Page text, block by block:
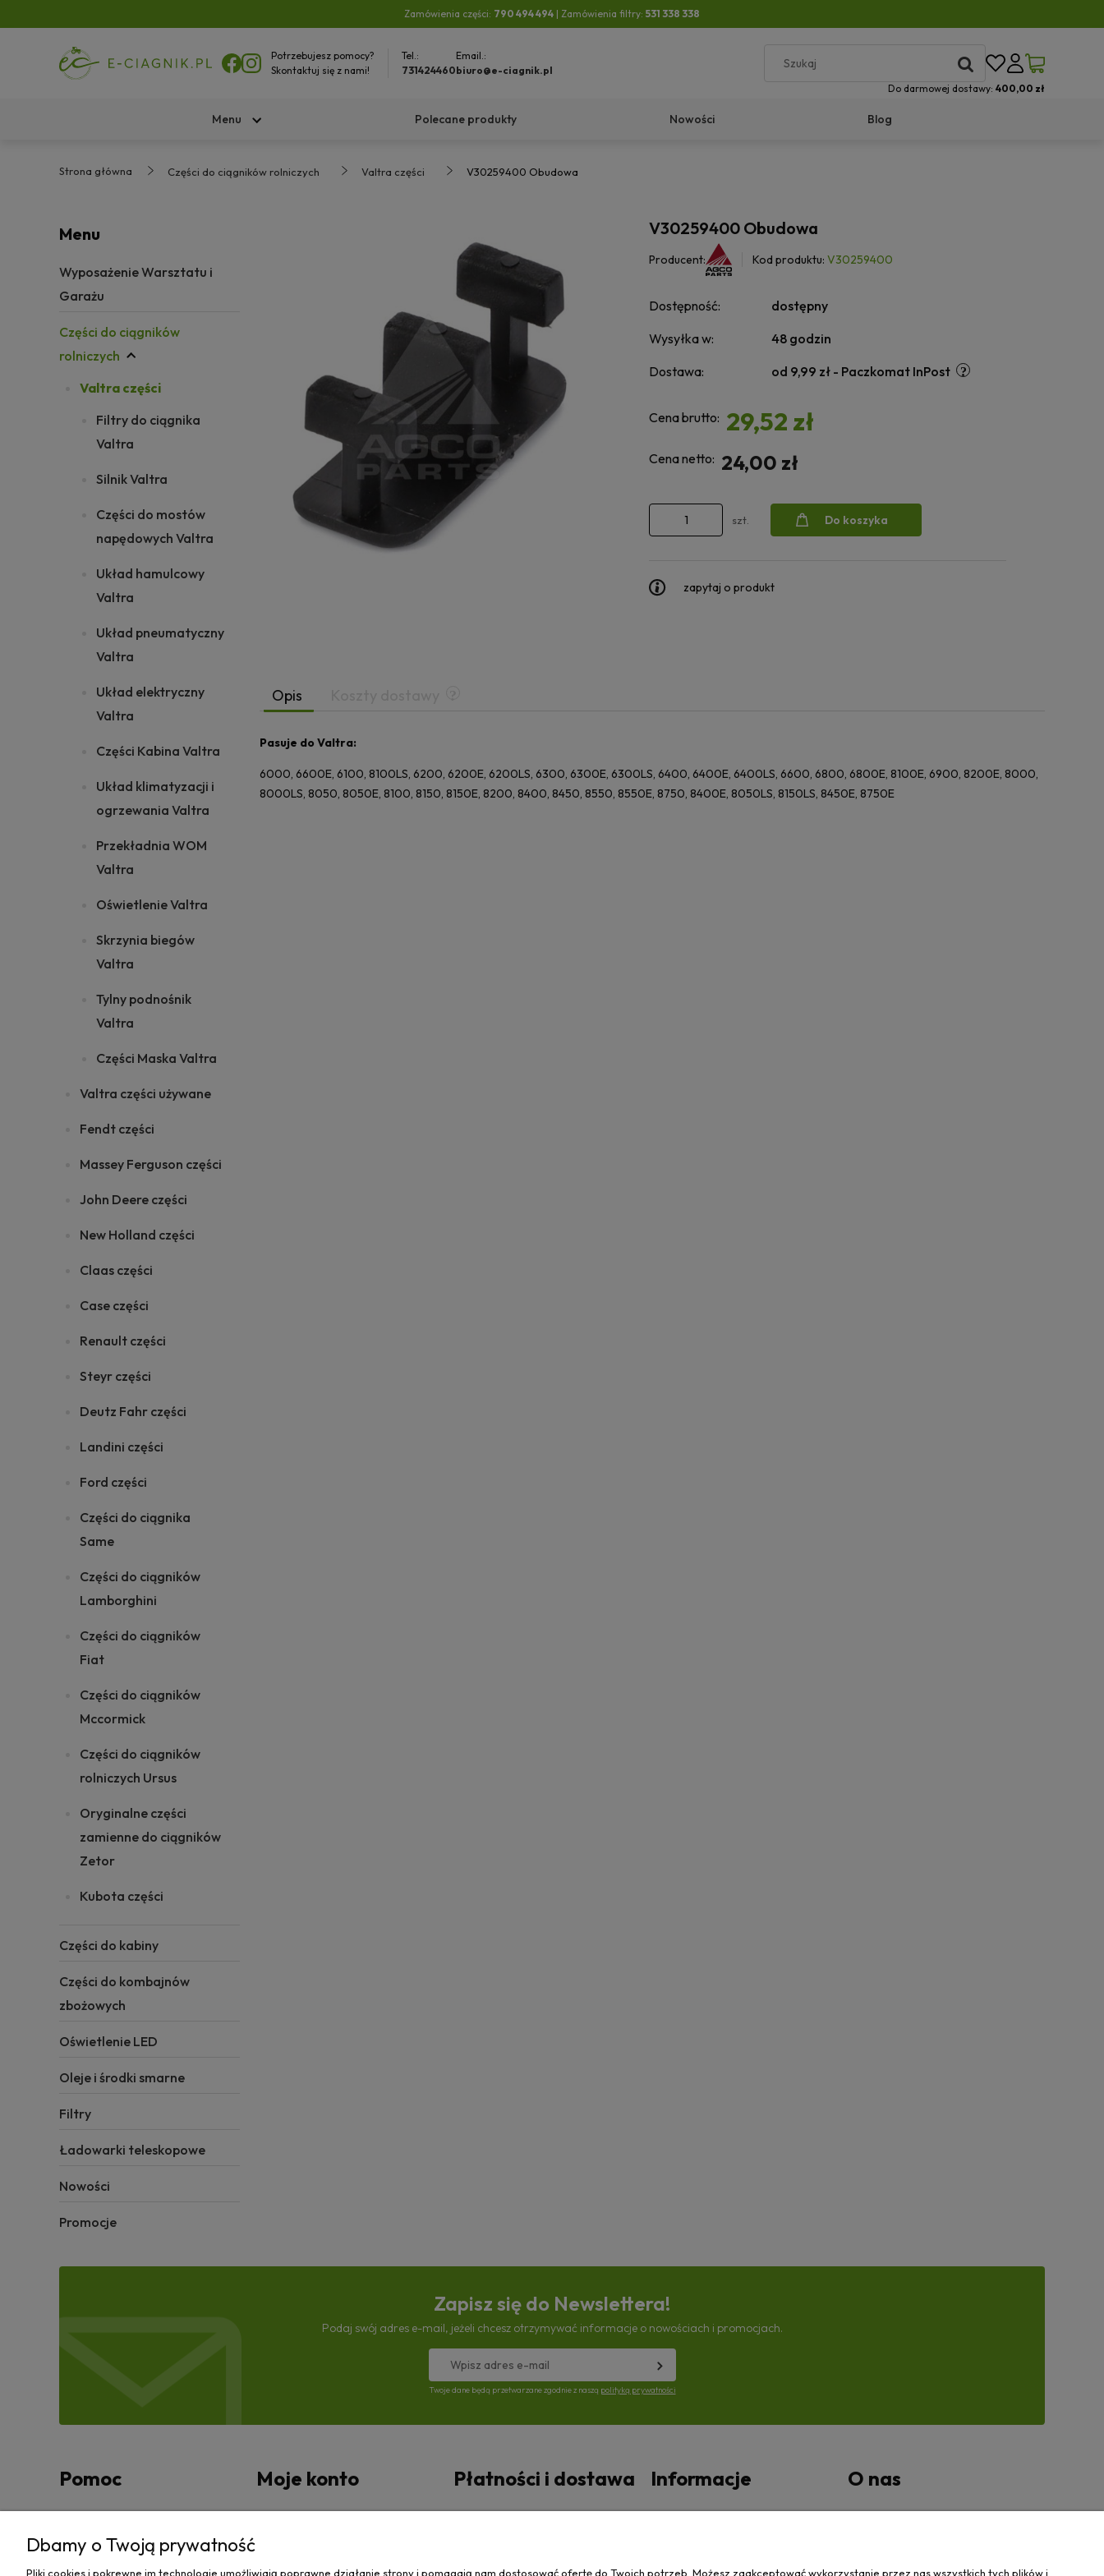
Zamówienia części: 790 494 494 | Zamówienia filtry: 531 338 338
Potrzebujesz pomocy?
Skontaktuj się z nami!
Tel.:
731424460
Email.:
biuro@e-ciagnik.pl
Do darmowej dostawy: 400,00 zł
Menu Polecane produkty Nowości Blog
Strona główna Części do ciągników rolniczych Valtra części V30259400 Obudowa
Menu
Wyposażenie Warsztatu i
Garażu
Części do ciągników
rolniczych
Valtra części
Filtry do ciągnika
Valtra
Silnik Valtra
Części do mostów
napędowych Valtra
Układ hamulcowy
Valtra
Układ pneumatyczny
Valtra
Układ elektryczny
Valtra
Części Kabina Valtra
Układ klimatyzacji i
ogrzewania Valtra
Przekładnia WOM
Valtra
Oświetlenie Valtra
Skrzynia biegów
Valtra
Tylny podnośnik
Valtra
Części Maska Valtra
Valtra części używane
Fendt części
Massey Ferguson części
John Deere części
New Holland części
Claas części
Case części
Renault części
Steyr części
Deutz Fahr części
Landini części
Ford części
Części do ciągnika
Same
Części do ciągników
Lamborghini
Części do ciągników
Fiat
Części do ciągników
Mccormick
Części do ciągników
rolniczych Ursus
Oryginalne części
zamienne do ciągników
Zetor
Kubota części
Części do kabiny
Części do kombajnów
zbożowych
Oświetlenie LED
Oleje i środki smarne
Filtry
Ładowarki teleskopowe
Nowości
Promocje
V30259400 Obudowa
Producent: Kod produktu: V30259400
Dostępność:
dostępny
Wysyłka w:
48 godzin
Dostawa:
od 9,99 zł - Paczkomat InPost
Cena brutto: 29,52 zł
Cena netto: 24,00 zł
szt. Do koszyka
zapytaj o produkt
Opis
Pasuje do Valtra:
6000, 6600E, 6100, 8100LS, 6200, 6200E, 6200LS, 6300, 6300E, 6300LS, 6400, 6400E, 6400LS, 6600, 6800, 6800E, 8100E, 6900, 8200E, 8000,
8000LS, 8050, 8050E, 8100, 8150, 8150E, 8200, 8400, 8450, 8550, 8550E, 8750, 8400E, 8050LS, 8150LS, 8450E, 8750E
Zapisz się do Newslettera!
Podaj swój adres e-mail, jeżeli chcesz otrzymywać informacje o nowościach i promocjach.
Twoje dane będą przetwarzane zgodnie z naszą polityką prywatności
Pomoc
Regulamin
Moje konto Płatności i dostawa Informacje O nas
Dbamy o Twoją prywatność
Pliki cookies i pokrewne im technologie umożliwiają poprawne działanie strony i pomagają nam dostosować ofertę do Twoich potrzeb. Możesz zaakceptować wykorzystanie przez nas wszystkich tych plików i